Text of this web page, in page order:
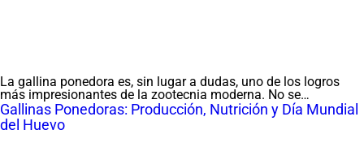
La gallina ponedora es, sin lugar a dudas, uno de los logros
más impresionantes de la zootecnia moderna. No se…
Gallinas Ponedoras: Producción, Nutrición y Día Mundial
del Huevo